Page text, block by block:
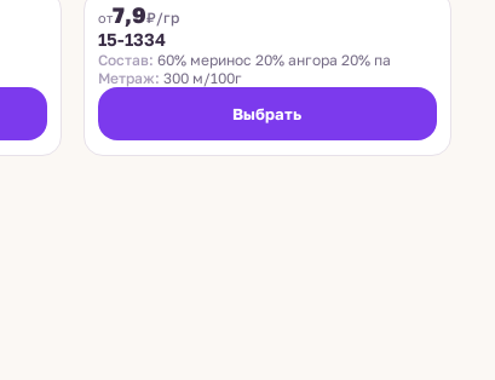
от7,9₽/гр
15-1334
Состав: 60% меринос 20% ангора 20% па
Метраж: 300 м/100г
Выбрать